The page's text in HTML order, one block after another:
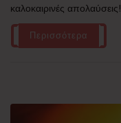
καλοκαιρινές απολαύσεις!
Περισσότερα